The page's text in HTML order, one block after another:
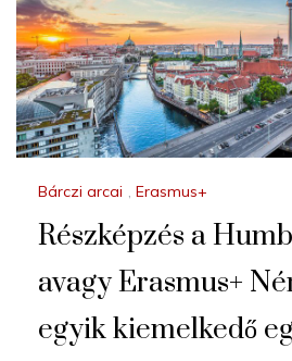
Bárczi arcai , Erasmus+
Részképzés a
avagy Erasmus+
egyik kiemelkedő